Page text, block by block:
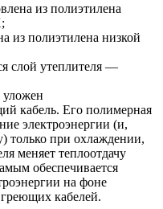
из полиэтилена
из полиэтилена низкой
слой утеплителя —
уложен
кабель. Его полимерная
электроэнергии (и,
только при охлаждении,
меняет теплоотдачу
обеспечивается
на фоне
кабелей.